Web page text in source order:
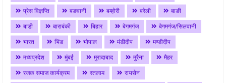
प्रेस विज्ञप्ति
बङवानी बम्होरी बरेली
बाङी
बाडी
बाराबंकी बिहार बेगमगंज
बेगमगंज/सिलवानी
भारत
भिंड भोपाल मंडीदीप
मण्डीदीप
मध्यप्रदेश
मुंबई मुरादाबाद मुरैना
मैहर
रजक समाज कार्यक्रम
रतलाम
रायसेन